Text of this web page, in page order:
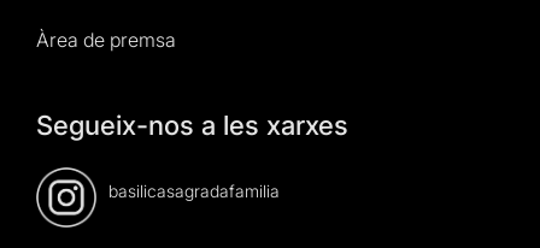
Àrea de premsa
Segueix-nos a les xarxes
basilicasagradafamilia